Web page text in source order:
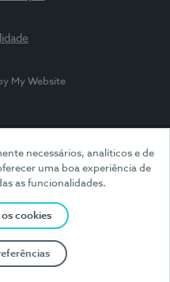
necessários, analíticos e de
uma boa experiência de
as funcionalidades.
cookies
My Website